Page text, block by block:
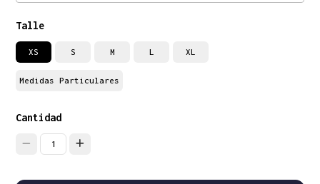
Talle
XS S M L XL
Medidas Particulares
Cantidad
1